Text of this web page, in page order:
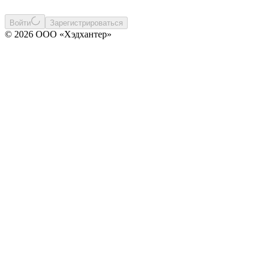
Войти Зарегистрироваться
© 2026 ООО «Хэдхантер»